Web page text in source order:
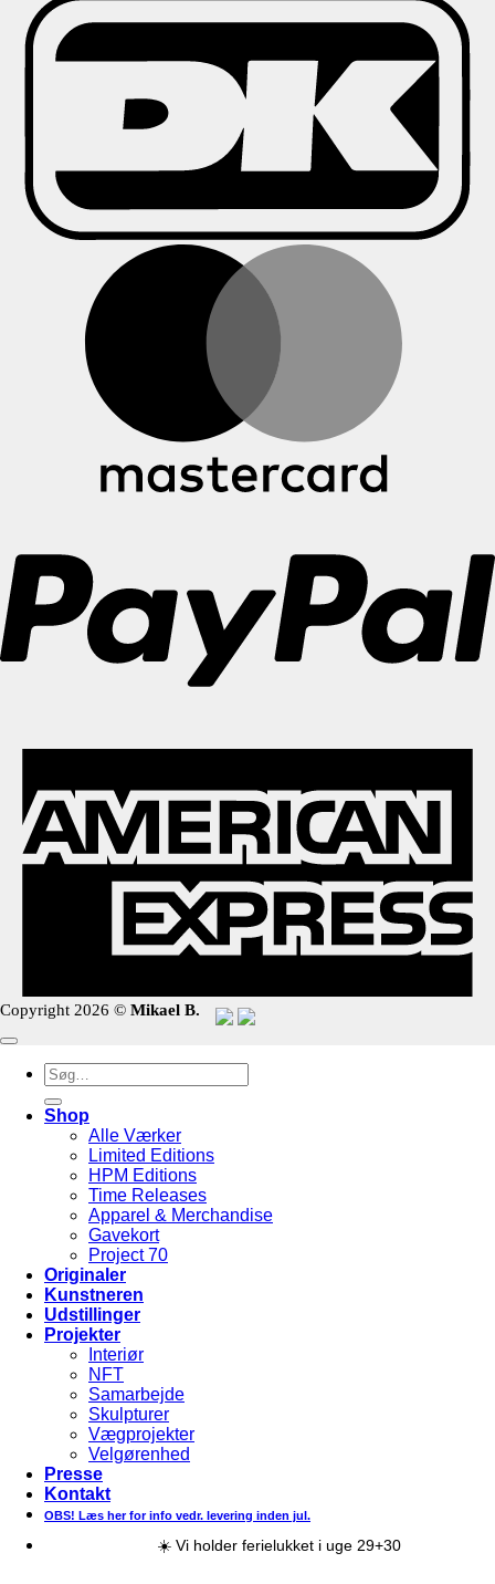
Copyright 2026 © Mikael B.
Søg
efter:
Shop
Alle Værker
Limited Editions
HPM Editions
Time Releases
Apparel & Merchandise
Gavekort
Project 70
Originaler
Kunstneren
Udstillinger
Projekter
Interiør
NFT
Samarbejde
Skulpturer
Vægprojekter
Velgørenhed
Presse
Kontakt
OBS! Læs her for info vedr. levering inden jul.
☀️ Vi holder ferielukket i uge 29+30